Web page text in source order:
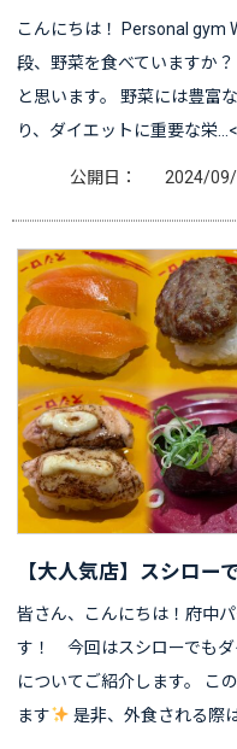
こんにちは！ Personal gym
段、野菜を食べていますか
と思います。 野菜には豊富
り、ダイエットに重要な栄
公開日： 2024/09/
【大人気店】スシロー
皆さん、こんにちは！府中
す！ 今回はスシローでもダ
についてご紹介します。 こ
ます
是非、外食される際